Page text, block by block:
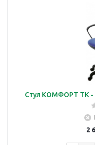
Стул КОМФОРТ ТК -
2